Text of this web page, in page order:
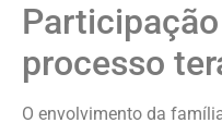
processo
O envolvimento da